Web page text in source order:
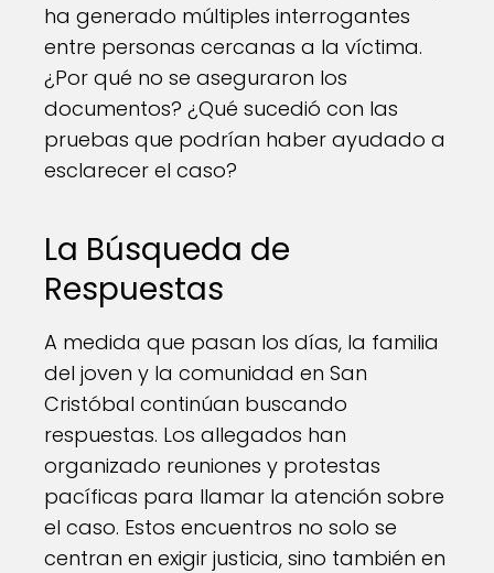
ha generado múltiples interrogantes
entre personas cercanas a la víctima.
¿Por qué no se aseguraron los
documentos? ¿Qué sucedió con las
pruebas que podrían haber ayudado a
esclarecer el caso?
La Búsqueda de
Respuestas
A medida que pasan los días, la familia
del joven y la comunidad en San
Cristóbal continúan buscando
respuestas. Los allegados han
organizado reuniones y protestas
pacíficas para llamar la atención sobre
el caso. Estos encuentros no solo se
centran en exigir justicia, sino también en